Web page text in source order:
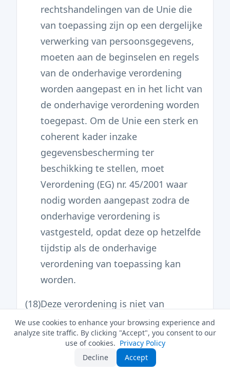
rechtshandelingen van de Unie die
van toepassing zijn op een dergelijke
verwerking van persoonsgegevens,
moeten aan de beginselen en regels
van de onderhavige verordening
worden aangepast en in het licht van
de onderhavige verordening worden
toegepast. Om de Unie een sterk en
coherent kader inzake
gegevensbescherming ter
beschikking te stellen, moet
Verordening (EG) nr. 45/2001 waar
nodig worden aangepast zodra de
onderhavige verordening is
vastgesteld, opdat deze op hetzelfde
tijdstip als de onderhavige
verordening van toepassing kan
worden.
(18)Deze verordening is niet van
toepassing op de verwerking van
persoonsgegevens door een
natuurlijke persoon in het kader van
een louter persoonlijke of
We use cookies to enhance your browsing experience and
analyze site traffic. By clicking "Accept", you consent to our
use of cookies. Privacy Policy
Decline
Accept